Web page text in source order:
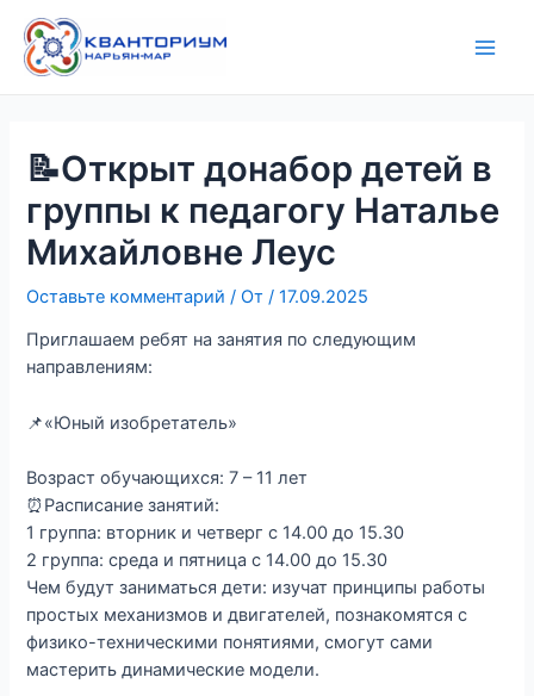
содержимому
📝Открыт донабор детей в
группы к педагогу Наталье
Михайловне Леус
Оставьте комментарий / От/17.09.2025
Приглашаем ребят на занятия по следующим
направлениям:
📌«Юный изобретатель»
Возраст обучающихся: 7 – 11 лет
⏰Расписание занятий:
1 группа: вторник и четверг с 14.00 до 15.30
2 группа: среда и пятница с 14.00 до 15.30
Чем будут заниматься дети: изучат принципы работы
простых механизмов и двигателей, познакомятся с
физико-техническими понятиями, смогут сами
мастерить динамические модели.
по
записям